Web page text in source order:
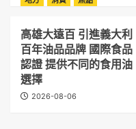
高雄大遠百 引進義大利
百年油品品牌 國際食品
認證 提供不同的食用油
選擇
2026-08-06